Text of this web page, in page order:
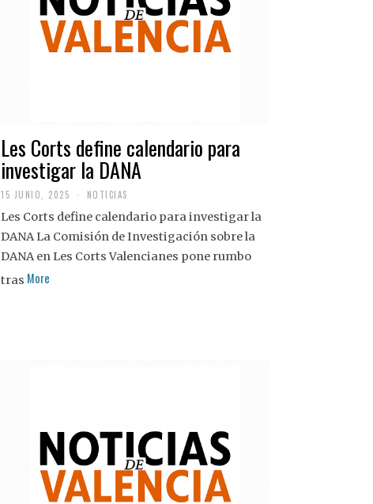
Les Corts define calendario para
investigar la DANA
15 JUNIO, 2025 NOTICIAS
Les Corts define calendario para investigar la
DANA La Comisión de Investigación sobre la
DANA en Les Corts Valencianes pone rumbo
tras More